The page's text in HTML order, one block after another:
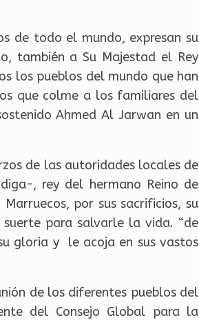
de todo el mundo, expresan su
también a Su Majestad el Rey
los pueblos del mundo que han
que colme a los familiares del
Ahmed Al Jarwan en un
de las autoridades locales de
, rey del hermano Reino de
por sus sacrificios, su
para salvarle la vida. “de
gloria y le acoja en sus vastos
de los diferentes pueblos del
del Consejo Global para la